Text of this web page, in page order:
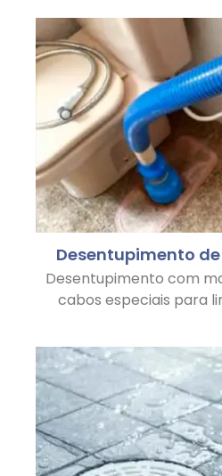
Desentupimento
Desentupimento com
cabos especiais para